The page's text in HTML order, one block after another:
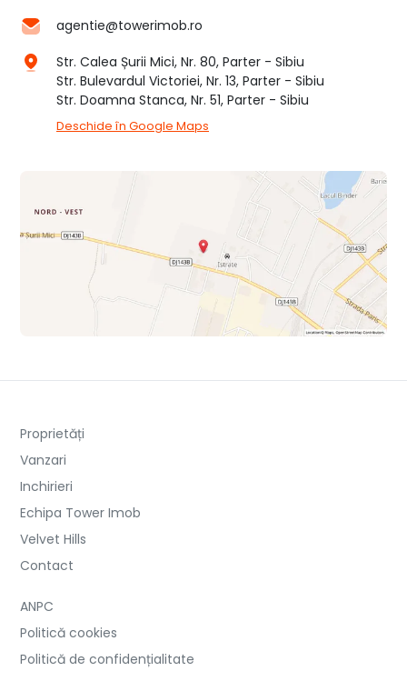
agentie@towerimob.ro
Str. Calea Șurii Mici, Nr. 80, Parter - Sibiu
Str. Bulevardul Victoriei, Nr. 13, Parter - Sibiu
Str. Doamna Stanca, Nr. 51, Parter - Sibiu
Deschide în Google Maps
Proprietăți
Vanzari
Inchirieri
Echipa Tower Imob
Velvet Hills
Contact
ANPC
Politică cookies
Politică de confidențialitate